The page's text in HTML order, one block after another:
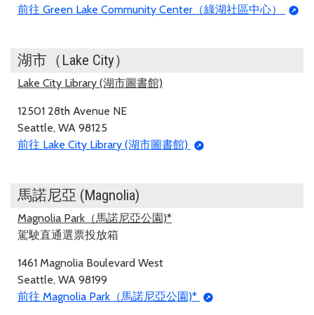
前往 Green Lake Community Center（綠湖社區中心）
湖市（Lake City）
Lake City Library (湖市圖書館)
12501 28th Avenue NE
Seattle, WA 98125
前往 Lake City Library (湖市圖書館)
馬諾尼亞 (Magnolia)
Magnolia Park（馬諾尼亞公園)*
駕駛直通選票投放箱
1461 Magnolia Boulevard West
Seattle, WA 98199
前往 Magnolia Park（馬諾尼亞公園)*